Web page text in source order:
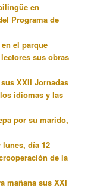
en
Programa de
el parque
sus obras
XXII Jornadas
idiomas y las
por su marido,
lunes, día 12
de la
mañana sus XXI